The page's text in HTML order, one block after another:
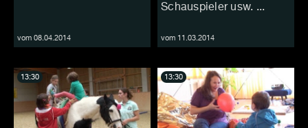
vom 08.04.2014
Schauspieler usw. ...
vom 11.03.2014
13:30 13:30